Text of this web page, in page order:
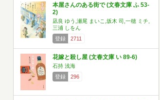
本屋さんのある街で (文春文庫 ふ 53-
2)
凪良 ゆう,瀬尾 まいこ,坂木 司,一穂 ミチ,
三浦 しをん
登録
2711
花嫁と殺し屋 (文春文庫 い 89-6)
石持 浅海
登録
296